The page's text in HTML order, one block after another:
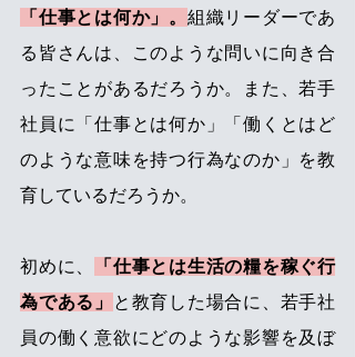
「仕事とは何か」。 組織リーダーであ
る皆さんは、このような問いに向き合
ったことがあるだろうか。また、若手
社員に「仕事とは何か」「働くとはど
のような意味を持つ行為なのか」を教
育しているだろうか。
初めに、
「仕事とは生活の糧を稼ぐ行
為である」
と教育した場合に、若手社
員の働く意欲にどのような影響を及ぼ